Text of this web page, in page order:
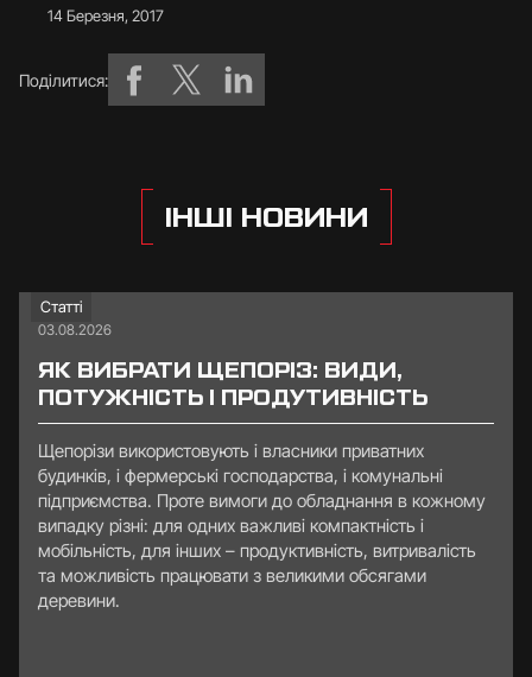
14 Березня, 2017
Поділитися:
ІНШІ НОВИНИ
Статті
03.08.2026
ЯК ВИБРАТИ ЩЕПОРІЗ: ВИДИ,
ПОТУЖНІСТЬ І ПРОДУТИВНІСТЬ
Щепорізи використовують і власники приватних
будинків, і фермерські господарства, і комунальні
підприємства. Проте вимоги до обладнання в кожному
випадку різні: для одних важливі компактність і
мобільність, для інших – продуктивність, витривалість
та можливість працювати з великими обсягами
деревини.